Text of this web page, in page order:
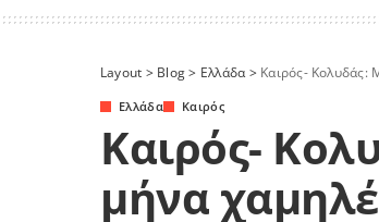
Layout > Blog> Ελλάδα> Καιρός- Κολυδάς:
Ελλάδα Καιρός
Καιρός-
μήνα